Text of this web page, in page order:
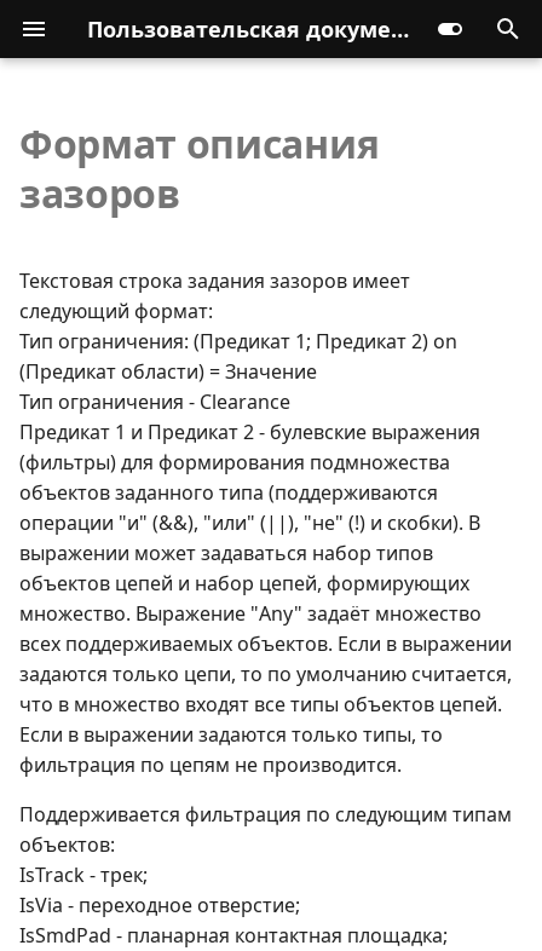
Пользовательская документация
Формат описания
зазоров
Текстовая строка задания зазоров имеет
следующий формат:
Тип ограничения: (Предикат 1; Предикат 2) оn
(Предикат области) = Значение
Тип ограничения - Clearance
Предикат 1 и Предикат 2 - булевские выражения
(фильтры) для формирования подмножества
объектов заданного типа (поддерживаются
операции "и" (&&), "или" (||), "не" (!) и скобки). В
выражении может задаваться набор типов
объектов цепей и набор цепей, формирующих
множество. Выражение "Any" задаёт множество
всех поддерживаемых объектов. Если в выражении
задаются только цепи, то по умолчанию считается,
что в множество входят все типы объектов цепей.
Если в выражении задаются только типы, то
фильтрация по цепям не производится.
Поддерживается фильтрация по следующим типам
объектов:
IsTrack - трек;
IsVia - переходное отверстие;
IsSmdPad - планарная контактная площадка;